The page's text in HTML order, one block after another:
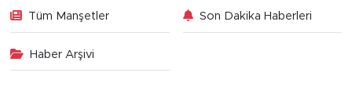
Tüm Manşetler Son Dakika Haberleri
Haber Arşivi